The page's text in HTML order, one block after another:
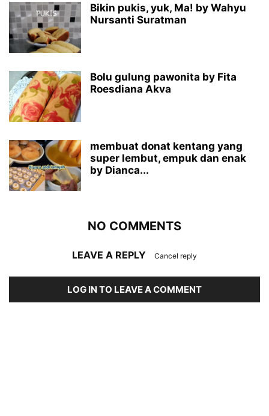
Bikin pukis, yuk, Ma! by Wahyu
Nursanti Suratman
Bolu gulung pawonita by Fita
Roesdiana Akva
membuat donat kentang yang
super lembut, empuk dan enak
by Dianca...
NO COMMENTS
LEAVE A REPLY Cancel reply
LOG IN TO LEAVE A COMMENT